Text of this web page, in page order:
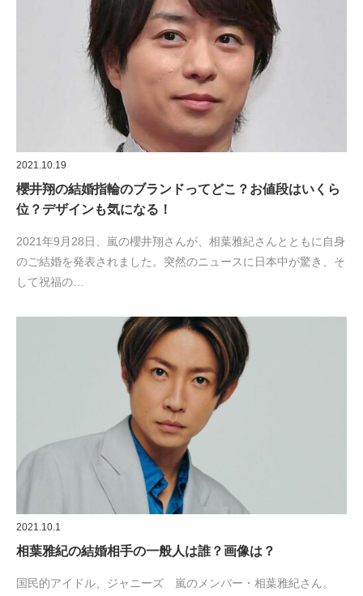
2021.10.19
櫻井翔の結婚指輪のブランドってどこ？お値段はいくら
位？デザインも気になる！
2021年9月28日、嵐の櫻井翔さんが、相葉雅紀さんとともに自身
のご結婚を発表されました。突然のニュースに日本中が驚き、そ
して祝福の…
2021.10.1
相葉雅紀の結婚相手の一般人は誰？画像は？
国民的アイドル、ジャニーズ 嵐のメンバー・相葉雅紀さん。